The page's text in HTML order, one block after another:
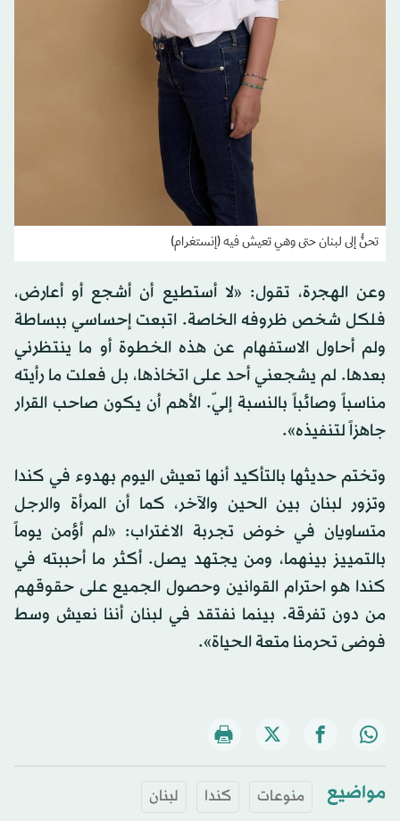
تحنُّ إلى لبنان حتى وهي تعيش فيه (إنستغرام)
وعن الهجرة، تقول: «لا أستطيع أن أشجع أو أعارض،
فلكل شخص ظروفه الخاصة. اتبعت إحساسي ببساطة
ولم أحاول الاستفهام عن هذه الخطوة أو ما ينتظرني
بعدها. لم يشجعني أحد على اتخاذها، بل فعلت ما رأيته
مناسباً وصائباً بالنسبة إليّ. الأهم أن يكون صاحب القرار
جاهزاً لتنفيذه».
وتختم حديثها بالتأكيد أنها تعيش اليوم بهدوء في كندا
وتزور لبنان بين الحين والآخر، كما أن المرأة والرجل
متساويان في خوض تجربة الاغتراب: «لم أؤمن يوماً
بالتمييز بينهما، ومن يجتهد يصل. أكثر ما أحببته في
كندا هو احترام القوانين وحصول الجميع على حقوقهم
من دون تفرقة. بينما نفتقد في لبنان أننا نعيش وسط
فوضى تحرمنا متعة الحياة».
مواضيع منوعات كندا لبنان